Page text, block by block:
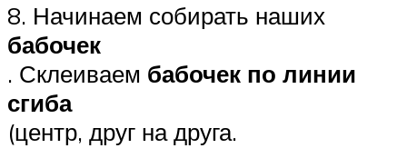
8. Начинаем собирать наших
бабочек
. Склеиваем бабочек по линии
сгиба
(центр, друг на друга.